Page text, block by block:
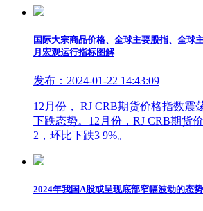
国际大宗商品价格、全球主要股指、全
月宏观运行指标图解
发布：2024-01-22 14:43:09
12月份， RJ CRB期货价格指数震
下跌态势。12月份，RJ CRB期货
2，环比下跌3 9%。
2024年我国A股或呈现底部窄幅波动的态势